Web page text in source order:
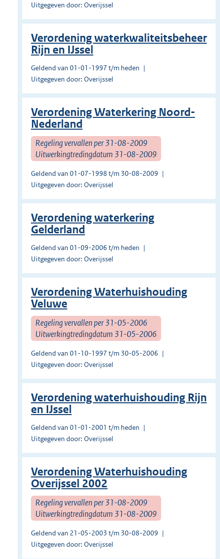
Uitgegeven door: Overijssel
Verordening waterkwaliteitsbeheer
Rijn en IJssel
Geldend van 01-01-1997 t/m heden
Uitgegeven door: Overijssel
Verordening Waterkering Noord-
Nederland
Regeling vervallen per 31-08-2009
Uitwerkingtredingdatum 31-08-2009
Geldend van 01-07-1998 t/m 30-08-2009
Uitgegeven door: Overijssel
Verordening waterkering
Gelderland
Geldend van 01-09-2006 t/m heden
Uitgegeven door: Overijssel
Verordening Waterhuishouding
Veluwe
Regeling vervallen per 31-05-2006
Uitwerkingtredingdatum 31-05-2006
Geldend van 01-10-1997 t/m 30-05-2006
Uitgegeven door: Overijssel
Verordening waterhuishouding Rijn
en IJssel
Geldend van 01-01-2001 t/m heden
Uitgegeven door: Overijssel
Verordening Waterhuishouding
Overijssel 2002
Regeling vervallen per 31-08-2009
Uitwerkingtredingdatum 31-08-2009
Geldend van 21-05-2003 t/m 30-08-2009
Uitgegeven door: Overijssel